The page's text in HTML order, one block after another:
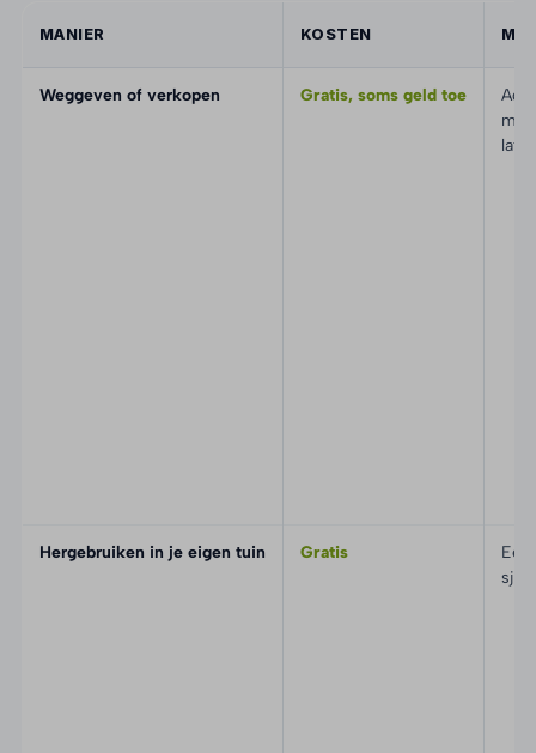
MANIER KOSTEN
Weggeven of verkopen Gratis, soms geld toe
Hergebruiken in je eigen tuin Gratis